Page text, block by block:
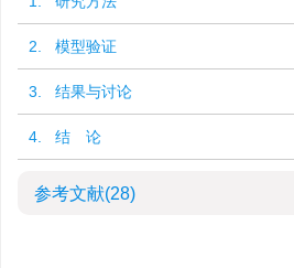
2. 模型验证
3. 结果与讨论
4. 结 论
参考文献(28)